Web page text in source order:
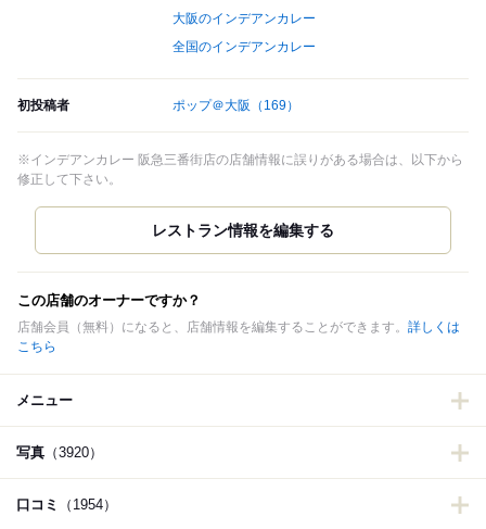
大阪のインデアンカレー
全国のインデアンカレー
初投稿者 ポップ＠大阪 （169）
※インデアンカレー 阪急三番街店の店舗情報に誤りがある場合は、以下から
修正して下さい。
この店舗のオーナーですか？
店舗会員（無料）になると、店舗情報を編集することができます。 詳しくは
こちら
メニュー
写真 （3920）
口コミ （1954）